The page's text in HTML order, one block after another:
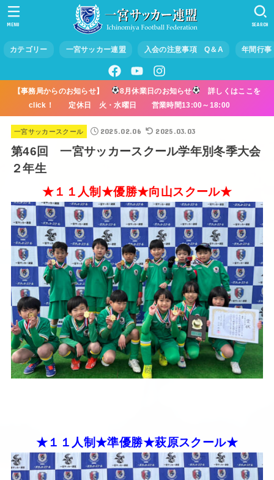
カテゴリー 一宮サッカー連盟 入会の注意事項 Q＆A 年間行事
SEARCH
MENU
【事務局からのお知らせ】 8月休業日のお知らせ
詳しくはここを
click！ 定休日 火・水曜日 営業時間13:00～18:00
一宮サッカースクール 2025.02.06 2025.03.03
第46回 一宮サッカースクール学年別冬季大会
２年生
★１１人制★優勝★向山スクール★
★１１人制★準優勝★萩原スクール★